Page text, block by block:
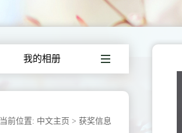
我的相册
当前位置: 中文主页 > 获奖信息